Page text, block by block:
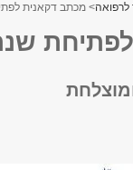
> מכתב דקאנית